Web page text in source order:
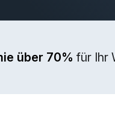
über 70% für Ihr